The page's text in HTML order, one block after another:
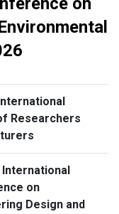
Researchers
on
Design and